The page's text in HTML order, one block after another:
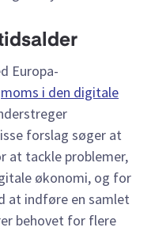
Europa-
moms i den digitale
forslag søger at
at tackle problemer,
økonomi, og for
at indføre en samlet
behovet for flere